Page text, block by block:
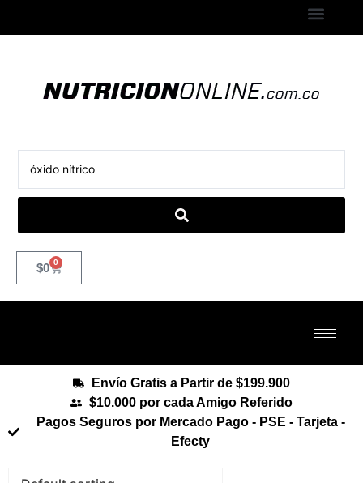
$0 0
Envío Gratis a Partir de $199.900
$10.000 por cada Amigo Referido
Pagos Seguros por Mercado Pago - PSE - Tarjeta -
Efecty